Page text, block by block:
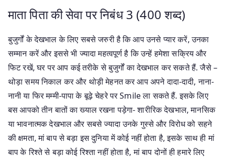
माता पिता की सेवा पर निबंध 3 (400 शब्द)
बुजुर्गों के देखभाल के लिए सबसे जरुरी है कि आप उनसे प्यार करें, उनका
सम्मान करें और इससे भी ज्यादा महत्वपूर्ण है कि उन्हें हमेशा सक्रिय और
फिट रखें, घर पर आप कई तरीके से बुजुर्गों का देखभाल कर सकते हैं. जैसे –
थोड़ा समय निकाल कर और थोड़ी मेहनत कर आप अपने दादा-दादी, नाना-
नानी या फिर मम्मी-पापा के बूढ़े चेहरे पर Smile ला सकते हैं. इसके लिए
बस आपको तीन बातों का ख्याल रखना पड़ेगा- शारीरिक देखभाल, मानसिक
या भावनात्मक देखभाल और सबसे ज्यादा उनके गुस्से और विरोध को सहने
की क्षमता, मां बाप से बड़ा इस दुनिया में कोई नहीं होता है, इसके साथ ही मां
बाप के रिश्ते से बड़ा कोई रिश्ता नहीं होता है, मां बाप दोनों ही हमारे लिए